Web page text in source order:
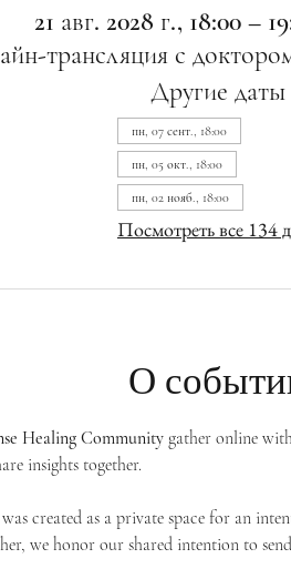
21 авг. 2028 г., 18:00 –
трансляция с
Другие даты
пн, 07 сент., 18:00
пн, 05 окт., 18:00
пн, 02 нояб., 18:00
Посмотреть все 134
О
Healing Community gather online
insights together.
created as a private space for an
we honor our shared intention to